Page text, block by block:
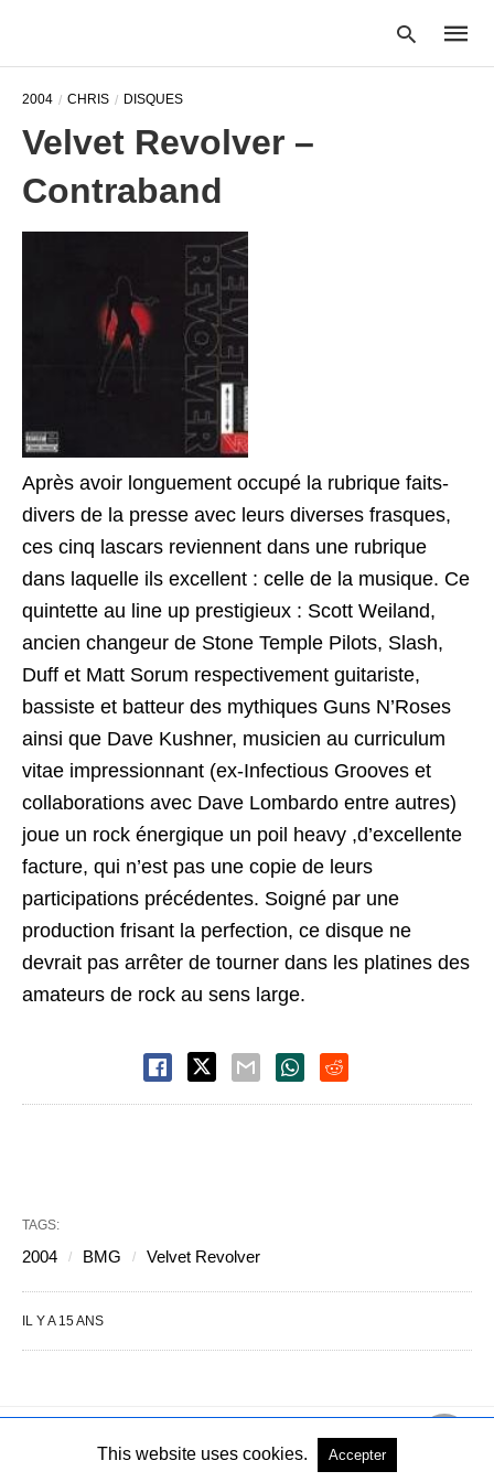
2004 CHRIS DISQUES
Velvet Revolver –
Contraband
Après avoir longuement occupé la rubrique faits-
divers de la presse avec leurs diverses frasques,
ces cinq lascars reviennent dans une rubrique
dans laquelle ils excellent : celle de la musique. Ce
quintette au line up prestigieux : Scott Weiland,
ancien changeur de Stone Temple Pilots, Slash,
Duff et Matt Sorum respectivement guitariste,
bassiste et batteur des mythiques Guns N’Roses
ainsi que Dave Kushner, musicien au curriculum
vitae impressionnant (ex-Infectious Grooves et
collaborations avec Dave Lombardo entre autres)
joue un rock énergique un poil heavy ,d’excellente
facture, qui n’est pas une copie de leurs
participations précédentes. Soigné par une
production frisant la perfection, ce disque ne
devrait pas arrêter de tourner dans les platines des
amateurs de rock au sens large.
TAGS:
2004 BMG Velvet Revolver
IL Y A 15 ANS
Copyright © 2004-2026 - Tous droits réservés Voir la version PC
This website uses cookies. Accepter